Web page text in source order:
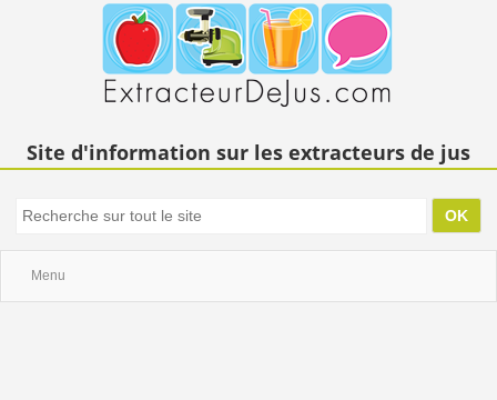
Site d'information sur les extracteurs de jus
Menu